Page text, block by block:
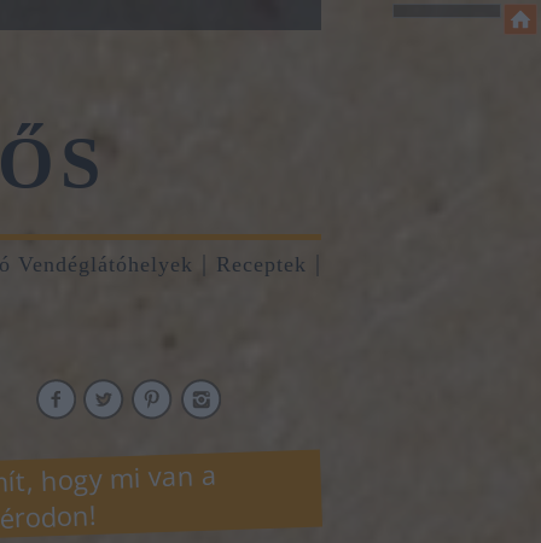
Vendéglátóhelyek Receptek
hogy mi van a